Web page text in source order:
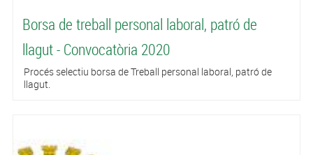
Borsa de treball personal laboral, patró de
llagut - Convocatòria 2020
Procés selectiu borsa de Treball personal laboral, patró de
llagut.